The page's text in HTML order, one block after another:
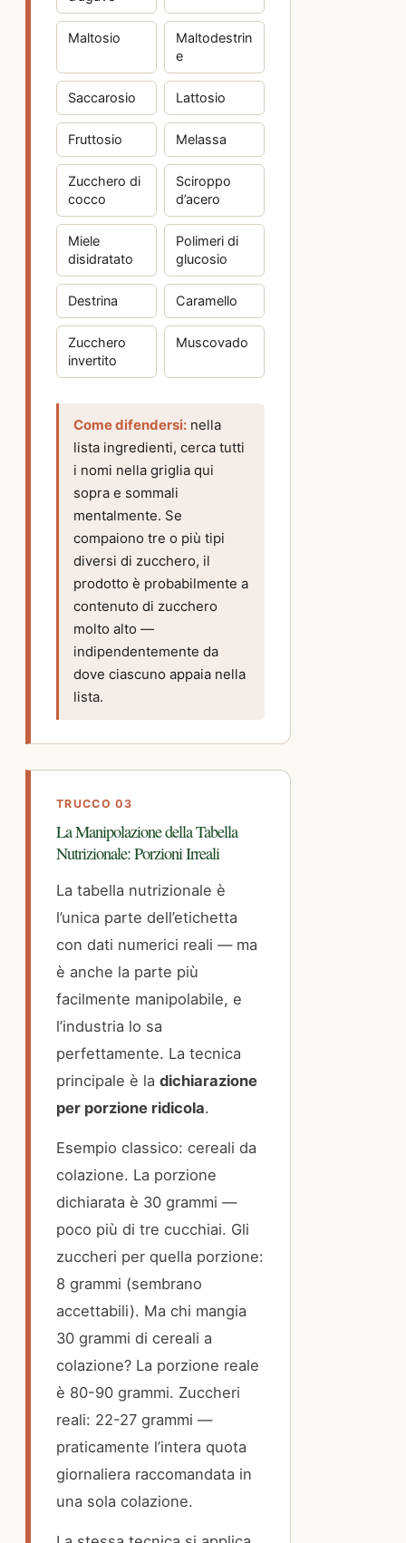
Maltosio
Maltodestrin
e
Saccarosio Lattosio
Fruttosio Melassa
Zucchero di
cocco
Sciroppo
d’acero
Miele
disidratato
Polimeri di
glucosio
Destrina Caramello
Zucchero
invertito
Muscovado
Come difendersi: nella
lista ingredienti, cerca tutti
i nomi nella griglia qui
sopra e sommali
mentalmente. Se
compaiono tre o più tipi
diversi di zucchero, il
prodotto è probabilmente a
contenuto di zucchero
molto alto —
indipendentemente da
dove ciascuno appaia nella
lista.
TRUCCO 03
La Manipolazione della Tabella
Nutrizionale: Porzioni Irreali
La tabella nutrizionale è
l’unica parte dell’etichetta
con dati numerici reali — ma
è anche la parte più
facilmente manipolabile, e
l’industria lo sa
perfettamente. La tecnica
principale è la dichiarazione
per porzione ridicola.
Esempio classico: cereali da
colazione. La porzione
dichiarata è 30 grammi —
poco più di tre cucchiai. Gli
zuccheri per quella porzione:
8 grammi (sembrano
accettabili). Ma chi mangia
30 grammi di cereali a
colazione? La porzione reale
è 80-90 grammi. Zuccheri
reali: 22-27 grammi —
praticamente l’intera quota
giornaliera raccomandata in
una sola colazione.